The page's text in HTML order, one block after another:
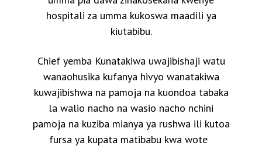
hospitali za umma kukoswa maadili ya
kiutabibu.
Chief yemba Kunatakiwa uwajibishaji watu
wanaohusika kufanya hivyo wanatakiwa
kuwajibishwa na pamoja na kuondoa tabaka
la walio nacho na wasio nacho nchini
pamoja na kuziba mianya ya rushwa ili kutoa
fursa ya kupata matibabu kwa wote